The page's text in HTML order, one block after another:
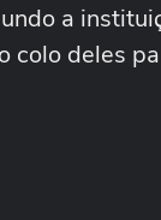
a
colo deles